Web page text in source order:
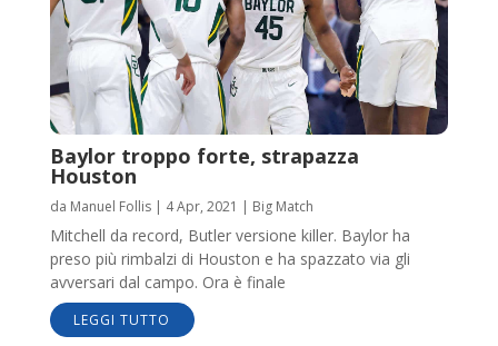
Baylor troppo forte, strapazza
Houston
da Manuel Follis| 4 Apr, 2021 | Big Match
Mitchell da record, Butler versione killer. Baylor ha
preso più rimbalzi di Houston e ha spazzato via gli
avversari dal campo. Ora è finale
LEGGI TUTTO